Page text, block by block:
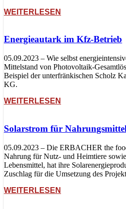
WEITERLESEN
Energieautark im Kfz-Betrieb
05.09.2023 – Wie selbst
Mittelstand von Photovoltaik-
Beispiel der unterfränkischen Scholz
KG.
WEITERLESEN
Solarstrom für Nahrungsmittel
05.09.2023 – Die ERBACHER the
Nahrung für Nutz- und Heimtiere
Lebensmittel, hat ihre
Zuschlag für die Umsetzung des
WEITERLESEN